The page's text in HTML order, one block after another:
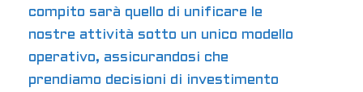
compito sarà quello di unificare le
nostre attività sotto un unico modello
operativo, assicurandosi che
prendiamo decisioni di investimento